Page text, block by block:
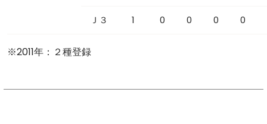
Ｊ３ 1 0 0 0 0
※2011年：２種登録